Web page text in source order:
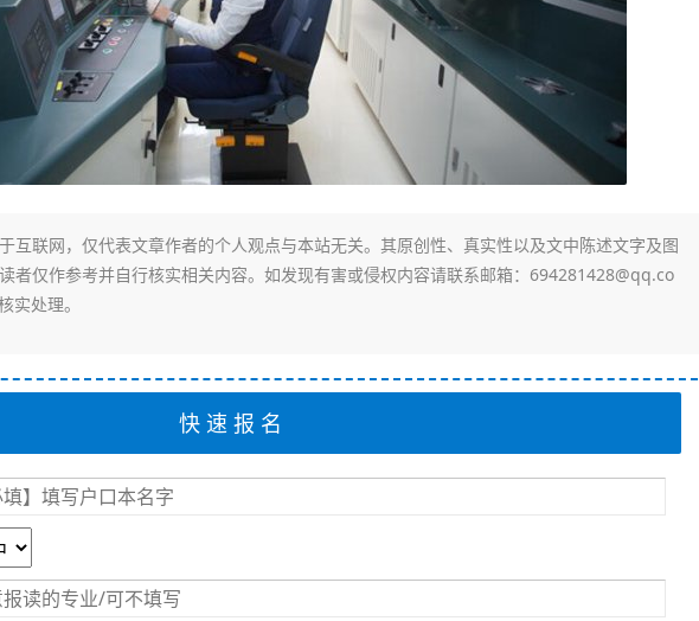
互联网，仅代表文章作者的个人观点与本站无关。其原创性、真实性以及文中陈述文字及图
者仅作参考并自行核实相关内容。如发现有害或侵权内容请联系邮箱：694281428@qq.co
实处理。